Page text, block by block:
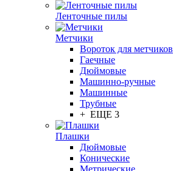
Ленточные пилы
Метчики
Вороток для метчиков
Гаечные
Дюймовые
Машинно-ручные
Машинные
Трубные
+ ЕЩЕ 3
Плашки
Дюймовые
Конические
Метрические